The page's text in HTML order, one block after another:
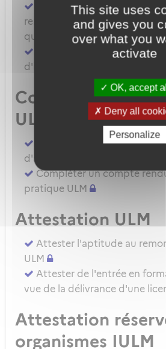
This site uses
and gives you
over what you
activate
OK, accept
Deny all
Personalize
Demander la délivrance, la
renouvellement ou l'extension
qualification IULM
Demander une autorisation
d'instructeur EIULM
Compte rendu
ULM
Compléter un compte
d'aptitude pratique instructeur
Compléter un compte
pratique ULM
Attestation ULM
Attester l'aptitude au
ULM
Attester de l'entrée en
vue de la délivrance d'une
Attestation
organismes IULM